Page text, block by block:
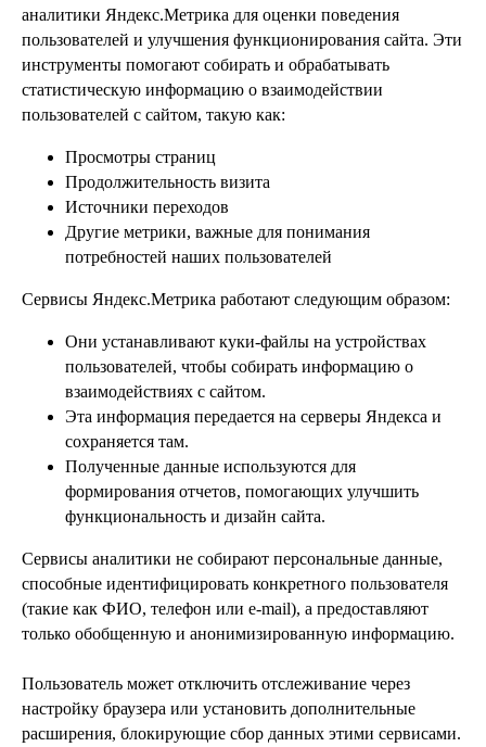
аналитики Яндекс.Метрика для оценки поведения
пользователей и улучшения функционирования сайта. Эти
инструменты помогают собирать и обрабатывать
статистическую информацию о взаимодействии
пользователей с сайтом, такую как:
Просмотры страниц
Продолжительность визита
Источники переходов
Другие метрики, важные для понимания
потребностей наших пользователей
Сервисы Яндекс.Метрика работают следующим образом:
Они устанавливают куки-файлы на устройствах
пользователей, чтобы собирать информацию о
взаимодействиях с сайтом.
Эта информация передается на серверы Яндекса и
сохраняется там.
Полученные данные используются для
формирования отчетов, помогающих улучшить
функциональность и дизайн сайта.
Сервисы аналитики не собирают персональные данные,
способные идентифицировать конкретного пользователя
(такие как ФИО, телефон или e-mail), а предоставляют
только обобщенную и анонимизированную информацию.
Пользователь может отключить отслеживание через
настройку браузера или установить дополнительные
расширения, блокирующие сбор данных этими сервисами.